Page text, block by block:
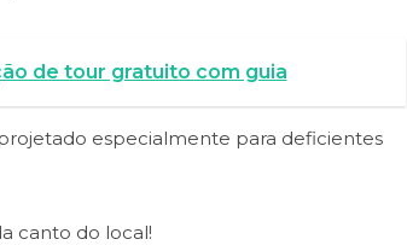
de tour gratuito com guia
especialmente para deficientes
canto do local!